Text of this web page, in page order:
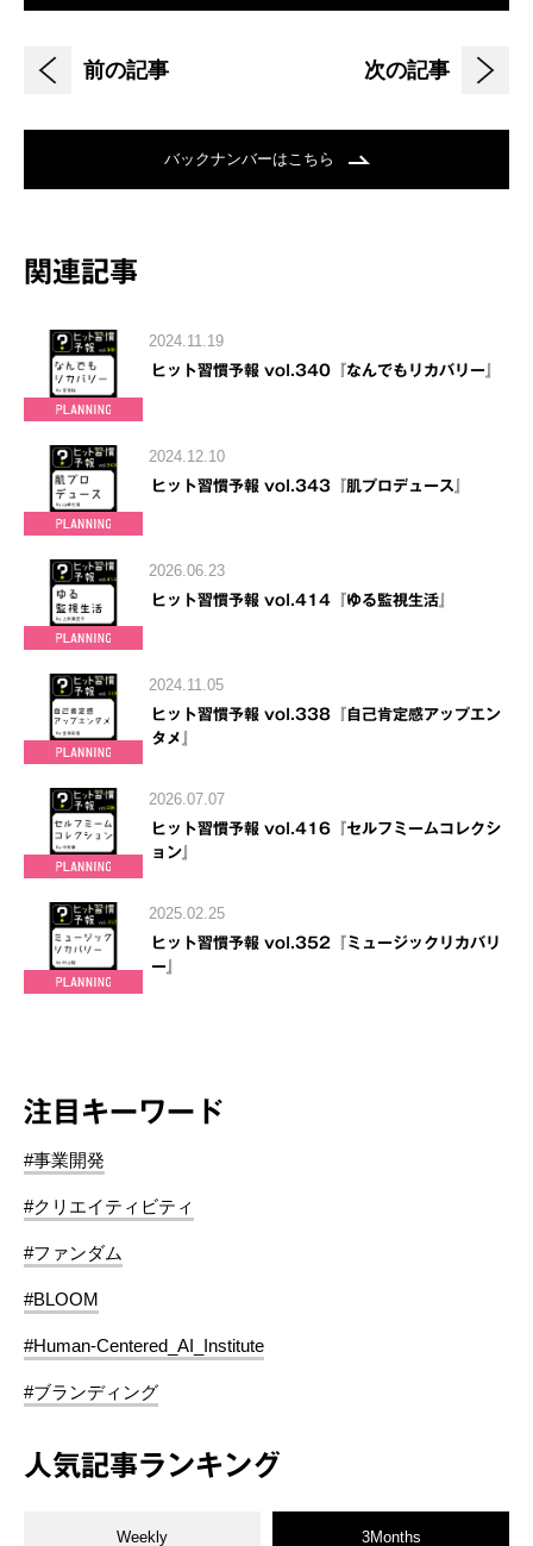
前の記事 次の記事
バックナンバーはこちら
関連記事
2024.11.19
ヒット習慣予報 vol.340『なんでもリカバリー』
2024.12.10
ヒット習慣予報 vol.343『肌プロデュース』
2026.06.23
ヒット習慣予報 vol.414『ゆる監視生活』
2024.11.05
ヒット習慣予報 vol.338『自己肯定感アップエン
タメ』
2026.07.07
ヒット習慣予報 vol.416『セルフミームコレクシ
ョン』
2025.02.25
ヒット習慣予報 vol.352『ミュージックリカバリ
ー』
注目キーワード
#事業開発
#クリエイティビティ
#ファンダム
#BLOOM
#Human-Centered_AI_Institute
#ブランディング
人気記事ランキング
Weekly 3Months